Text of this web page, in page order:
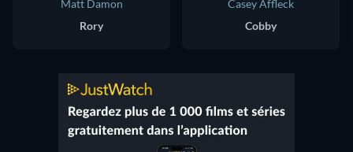
Matt Damon
Rory
Casey Affleck
Cobby